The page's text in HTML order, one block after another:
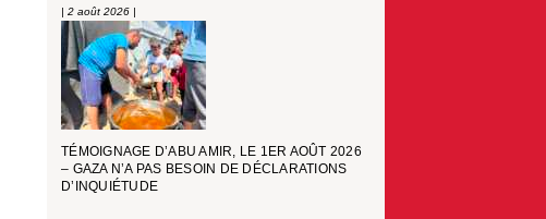
| 2 août 2026 |
TÉMOIGNAGE D’ABU AMIR, LE 1ER AOÛT 2026
– GAZA N’A PAS BESOIN DE DÉCLARATIONS
D’INQUIÉTUDE